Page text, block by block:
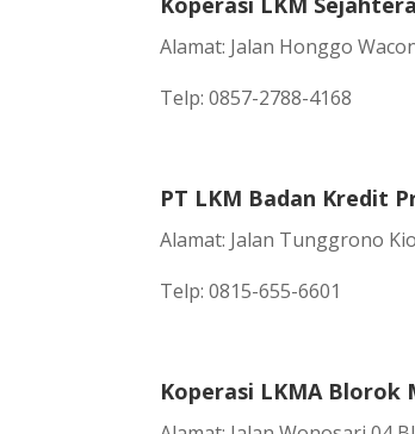
Alamat: Jalan Honggo
Telp: 0857-2788-4168
PT LKM Badan Kredit
Alamat: Jalan Tunggrono
Telp: 0815-655-6601
Koperasi LKMA Blorok